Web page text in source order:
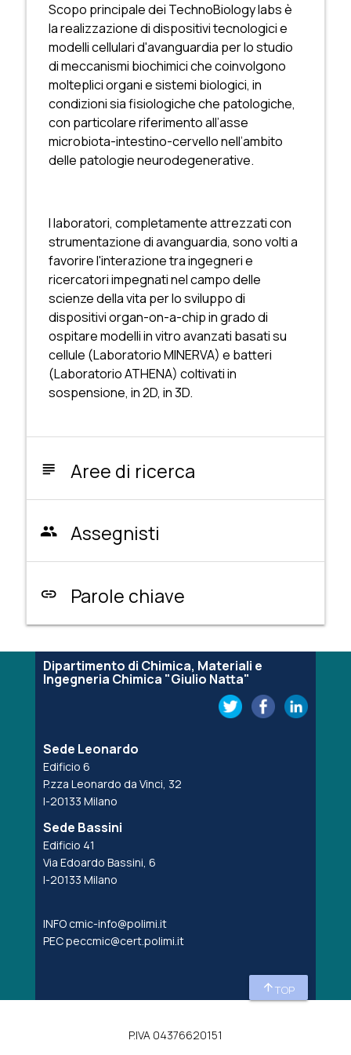
Scopo principale dei TechnoBiology labs è
la realizzazione di dispositivi tecnologici e
modelli cellulari d'avanguardia per lo studio
di meccanismi biochimici che coinvolgono
molteplici organi e sistemi biologici, in
condizioni sia fisiologiche che patologiche,
con particolare riferimento all’asse
microbiota-intestino-cervello nell’ambito
delle patologie neurodegenerative.
I laboratori, completamente attrezzati con
strumentazione di avanguardia, sono volti a
favorire l'interazione tra ingegneri e
ricercatori impegnati nel campo delle
scienze della vita per Io sviluppo di
dispositivi organ-on-a-chip in grado di
ospitare modelli in vitro avanzati basati su
cellule (Laboratorio MINERVA) e batteri
(Laboratorio ATHENA) coltivati in
sospensione, in 2D, in 3D.
subject Aree di ricerca
people Assegnisti
link Parole chiave
Dipartimento di Chimica, Materiali e
Ingegneria Chimica "Giulio Natta"
Sede Leonardo
Edificio 6
P.zza Leonardo da Vinci, 32
I-20133 Milano
Sede Bassini
Edificio 41
Via Edoardo Bassini, 6
I-20133 Milano
INFO cmic-info@polimi.it
PECpeccmic@cert.polimi.it
arrow_upwardTOP
P.IVA 04376620151